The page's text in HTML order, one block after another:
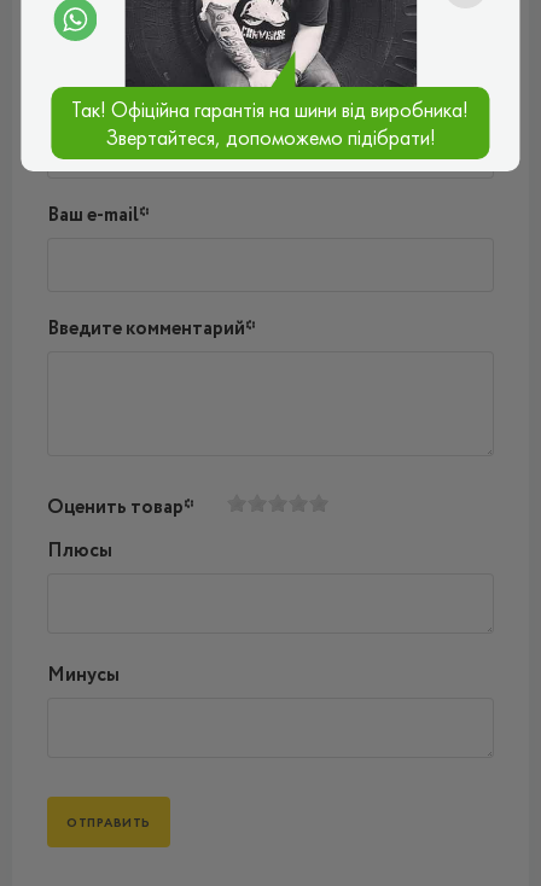
Пока нет комментариев
Написать комментарий
Имя*
Ваш e-mail*
Введите комментарий*
Оценить товар*
Плюсы
Минусы
Так! Офіційна гарантія на шини від виробника!
Звертайтеся, допоможемо підібрати!